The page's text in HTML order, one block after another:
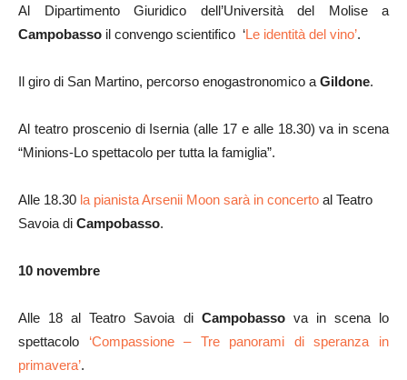
Al Dipartimento Giuridico dell’Università del Molise a
Campobasso il convengo scientifico ‘Le identità del vino’.
Il giro di San Martino, percorso enogastronomico a Gildone.
Al teatro proscenio di Isernia (alle 17 e alle 18.30) va in scena
“Minions-Lo spettacolo per tutta la famiglia”.
Alle 18.30 la pianista Arsenii Moon sarà in concerto al Teatro
Savoia di Campobasso.
10 novembre
Alle 18 al Teatro Savoia di Campobassova in scena lo
spettacolo ‘Compassione – Tre panorami di speranza in
primavera’.